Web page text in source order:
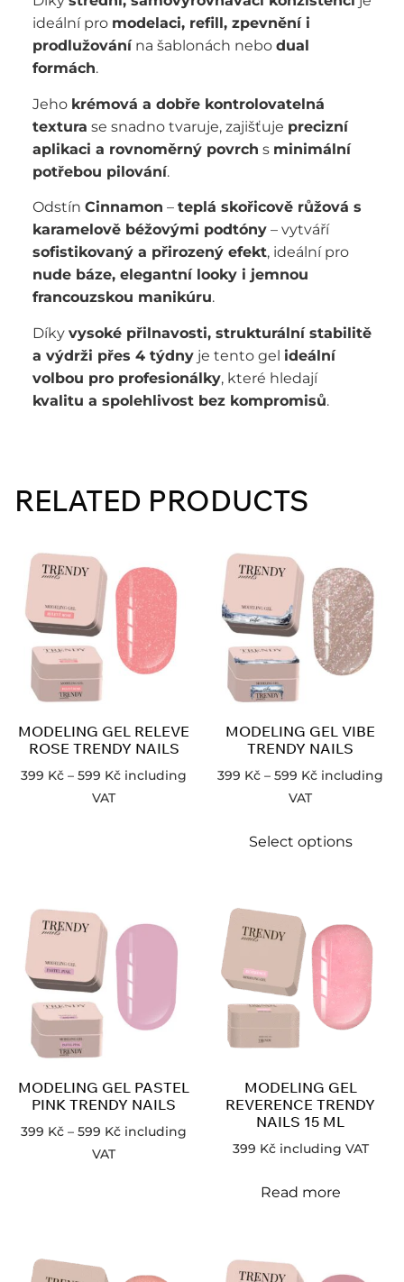
ideální pro modelaci, refill, zpevnění i
prodlužovánína šablonách nebo dual
formách.
Jeho krémová a dobře kontrolovatelná
textura se snadno tvaruje, zajišťuje precizní
aplikaci a rovnoměrný povrch s minimální
potřebou pilování.
Odstín Cinnamon – teplá skořicově růžová s
karamelově béžovými podtóny – vytváří
sofistikovaný a přirozený efekt, ideální pro
nude báze, elegantní looky i jemnou
francouzskou manikúru.
Díky vysoké přilnavosti, strukturální stabilitě
a výdrži přes 4 týdny je tento gel ideální
volbou pro profesionálky, které hledají
kvalitu a spolehlivost bez kompromisů.
RELATED PRODUCTS
MODELING GEL RELEVE
ROSE TRENDY NAILS
399 Kč – 599 Kč including
VAT
MODELING GEL VIBE
TRENDY NAILS
399 Kč – 599 Kč including
VAT
Select options
MODELING GEL PASTEL
PINK TRENDY NAILS
399 Kč – 599 Kč including
VAT
MODELING GEL
REVERENCE TRENDY
NAILS 15 ML
399 Kč including VAT
Read more